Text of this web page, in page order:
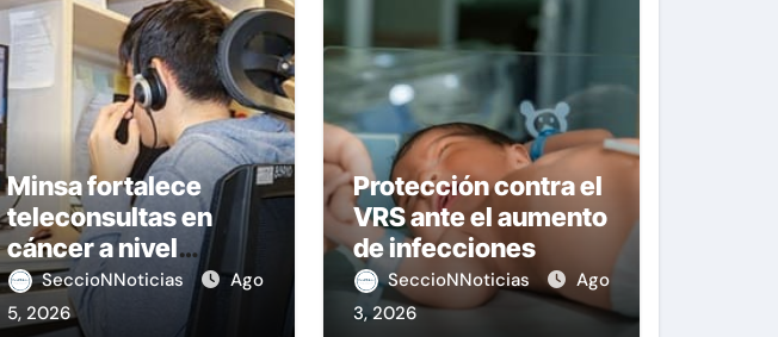
Minsa fortalece
teleconsultas en
cáncer a nivel
nacional
SeccioNNoticias
Ago
5, 2026
Protección contra el
VRS ante el aumento
de infecciones
SeccioNNoticias
Ago
3, 2026